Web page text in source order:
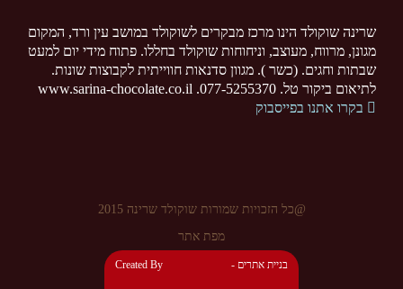
שרינה שוקולד הינו מרכז מבקרים לשוקולד במושב עין ורד, המקום
מגונן, מרווח, מעוצב, וניחוחות שוקולד בחללו. פתוח מידי יום למעט
שבתות וחגים. (כשר ). מגוון סדנאות חווייתית לקבוצות שונות.
לתיאום ביקור טל. 077-5255370. www.sarina-chocolate.co.il
בקרו אתנו בפייסבוק
@כל הזכויות שמורות שוקולד שרינה 2015
מפת אתר
Created By - בניית אתרים